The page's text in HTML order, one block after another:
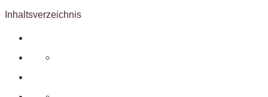
Inhaltsverzeichnis